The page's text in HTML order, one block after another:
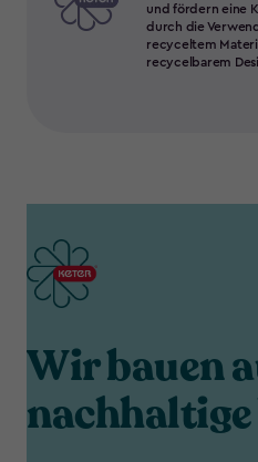
und fördern eine
durch die
recyceltem
recycelbarem
Wir bauen
nachhaltige